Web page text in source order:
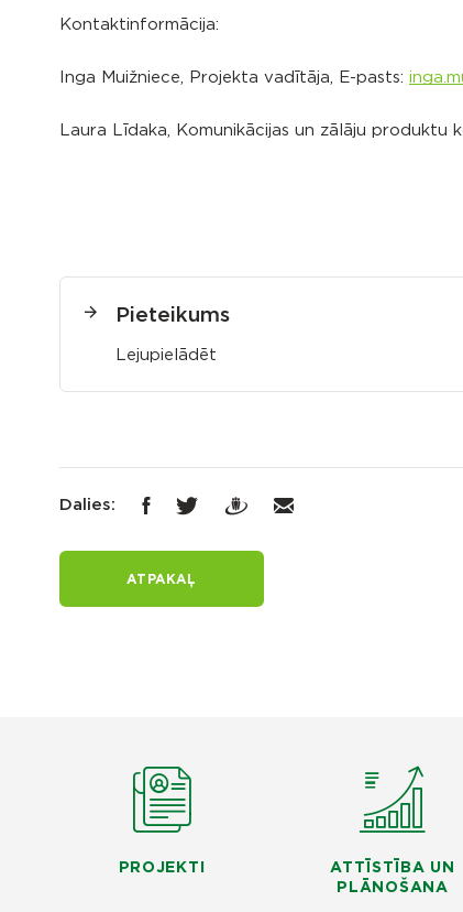
Kontaktinformācija:
Inga Muižniece, Projekta vadītāja, E-pasts:
Laura Līdaka, Komunikācijas un zālāju produktu
Pieteikums
Lejupielādēt
Dalies:
ATPAKAĻ
PROJEKTI
ATTĪSTĪBA UN
PLĀNOŠANA